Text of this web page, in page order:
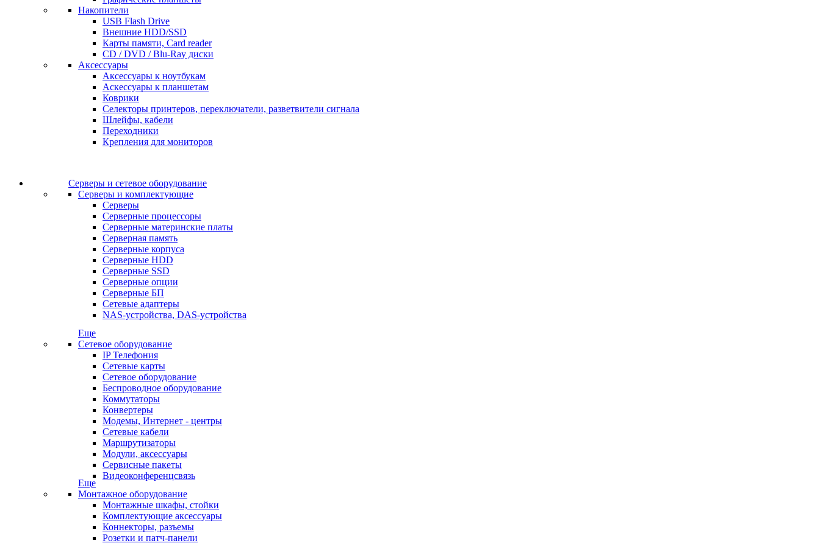
Накопители
USB Flash Drive
Внешние HDD/SSD
Карты памяти, Card reader
CD / DVD / Blu-Ray диски
Аксессуары
Аксессуары к ноутбукам
Аскессуары к планшетам
Коврики
Селекторы принтеров, переключатели, разветвители сигнала
Шлейфы, кабели
Переходники
Крепления для мониторов
Серверы и сетевое оборудование
Серверы и комплектующие
Серверы
Серверные процессоры
Серверные материнские платы
Серверная память
Серверные корпуса
Серверные HDD
Серверные SSD
Серверные опции
Серверные БП
Сетевые адаптеры
NAS-устройства, DAS-устройства
Еще
Сетевое оборудование
IP Телефония
Сетевые карты
Сетевое оборудование
Беспроводное оборудование
Коммутаторы
Конвертеры
Модемы, Интернет - центры
Сетевые кабели
Маршрутизаторы
Модули, аксессуары
Сервисные пакеты
Видеоконференцсвязь
Еще
Монтажное оборудование
Монтажные шкафы, стойки
Комплектующие аксессуары
Коннекторы, разъемы
Розетки и патч-панели